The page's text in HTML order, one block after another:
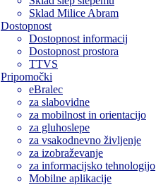
Sklad Milice Abram
Dostopnost
Dostopnost informacij
Dostopnost prostora
TTVS
Pripomočki
eBralec
za slabovidne
za mobilnost in orientacijo
za gluhoslepe
za vsakodnevno življenje
za izobraževanje
za informacijsko tehnologijo
Mobilne aplikacije